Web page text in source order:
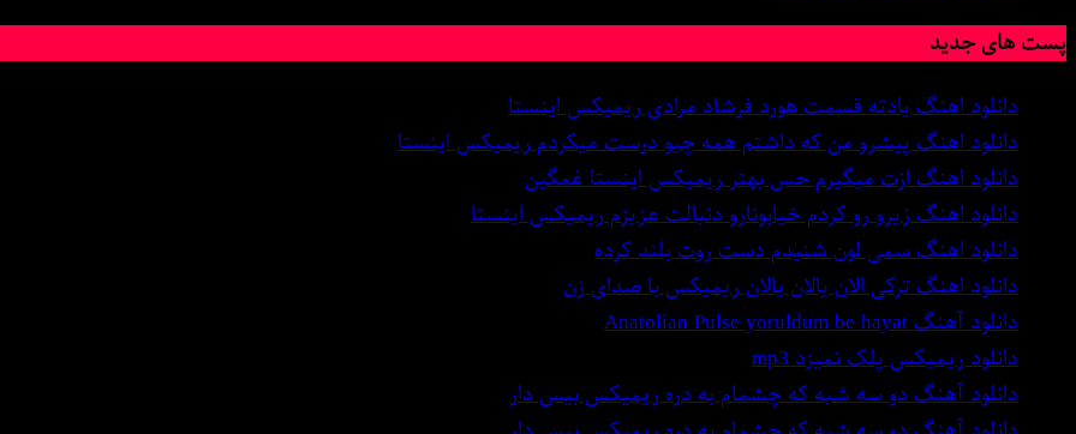
پست های جدید
دانلود اهنگ یادته قسمت هورد فرشاد مرادی ریمیکس اینستا
دانلود اهنگ پیشرو من که داشتم همه چیو درست میکردم ریمیکس اینستا
دانلود اهنگ ازت میگیرم حس بهتر ریمیکس اینستا غمگین
دانلود اهنگ زیرو رو کردم خیابونارو دنبالت عزیزم ریمیکس اینستا
دانلود اهنگ سمی لون شنیدم دست روت بلند کرده
دانلود اهنگ ترکی الان یالان یالان ریمیکس با صدای زن
دانلود آهنگ Anatolian Pulse yoruldum be hayat
دانلود ریمیکس پلک نمیزد mp3
دانلود آهنگ دو سه شبه که چشمام به دره ریمیکس بیس دار